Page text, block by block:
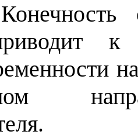
к